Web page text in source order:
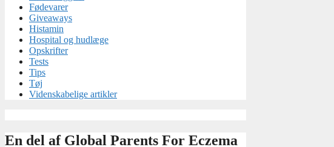
Fødevarer
Giveaways
Histamin
Hospital og hudlæge
Opskrifter
Tests
Tips
Tøj
Videnskabelige artikler
En del af Global Parents For Eczema